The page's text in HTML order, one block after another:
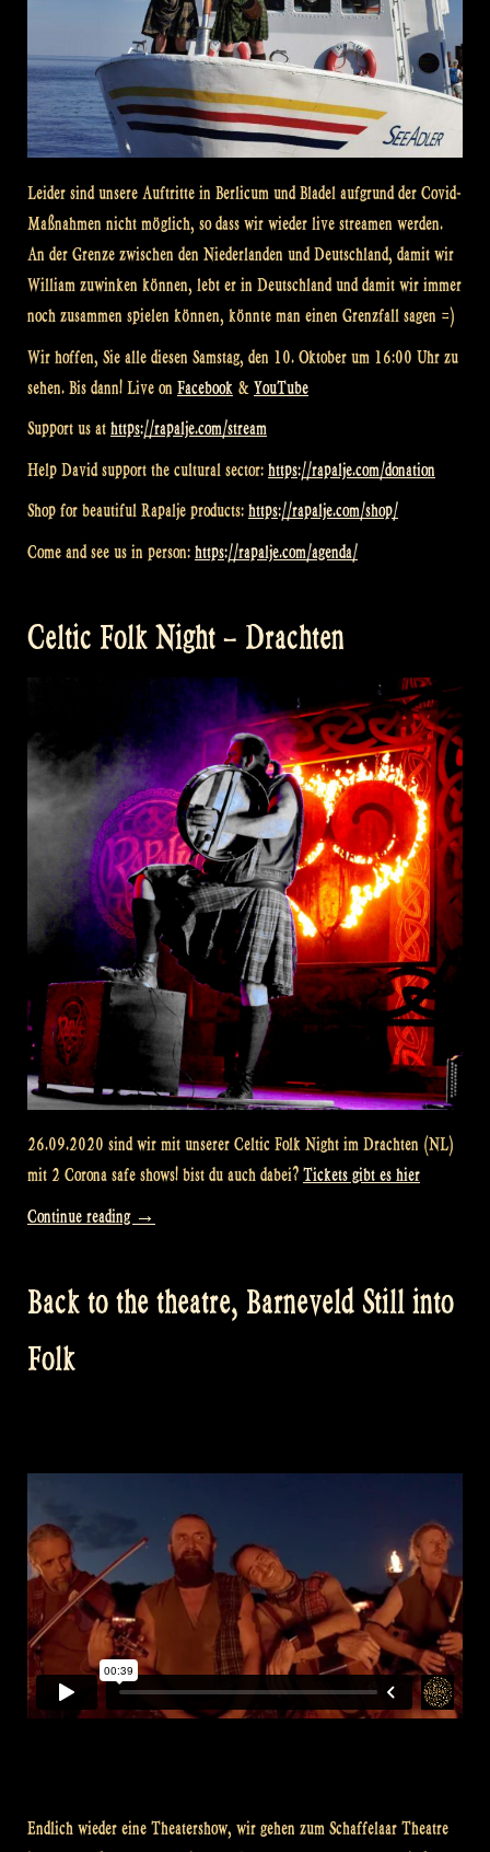
Leider sind unsere Auftritte in Berlicum und Bladel aufgrund der Covid-
Maßnahmen nicht möglich, so dass wir wieder live streamen werden.
An der Grenze zwischen den Niederlanden und Deutschland, damit wir
William zuwinken können, lebt er in Deutschland und damit wir immer
noch zusammen spielen können, könnte man einen Grenzfall sagen =)
Wir hoffen, Sie alle diesen Samstag, den 10. Oktober um 16:00 Uhr zu
sehen. Bis dann! Live on Facebook & YouTube
Support us at https://rapalje.com/stream
Help David support the cultural sector: https://rapalje.com/donation
Shop for beautiful Rapalje products: https://rapalje.com/shop/
Come and see us in person: https://rapalje.com/agenda/
Celtic Folk Night – Drachten
26.09.2020 sind wir mit unserer Celtic Folk Night im Drachten (NL)
mit 2 Corona safe shows! bist du auch dabei? Tickets gibt es hier
Continue reading „Celtic
–
→
Back to the theatre, Barneveld Still into
Folk
Endlich wieder eine Theatershow, wir gehen zum Schaffelaar Theatre